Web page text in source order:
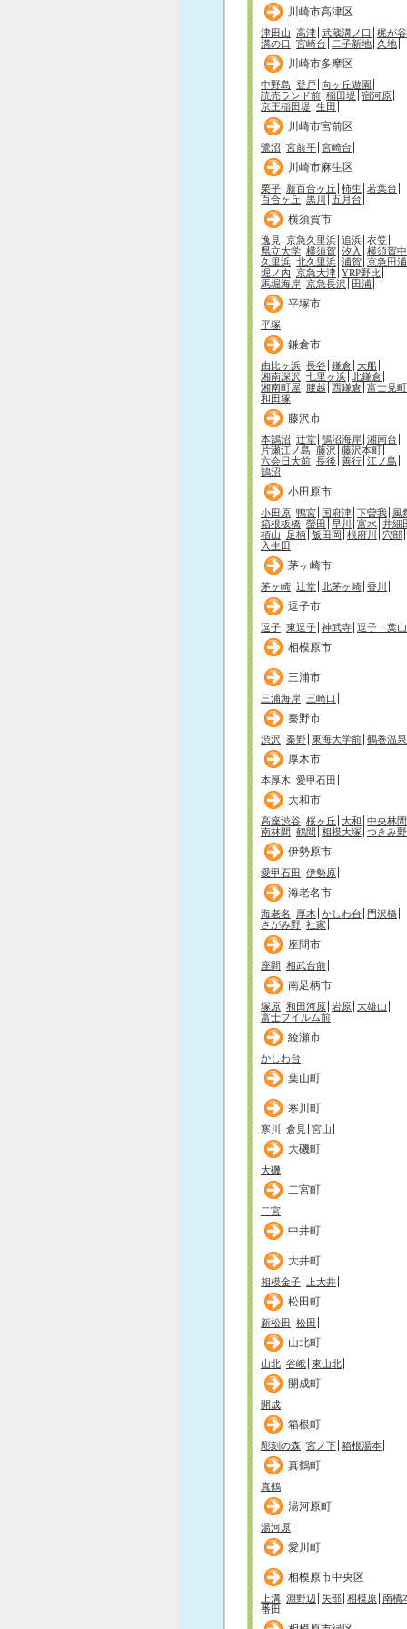
川崎市高津区
津田山 高津 武蔵溝ノ口
梶が谷
溝の口
宮崎台 二子新地 久地
川崎市多摩区
中野島 登戸 向ヶ丘遊園
読売ランド前 稲田堤 宿河原
京王稲田堤 生田
川崎市宮前区
鷺沼 宮前平 宮崎台
川崎市麻生区
栗平 新百合ヶ丘 柿生 若葉台
百合ヶ丘 黒川 五月台
横須賀市
逸見 京急久里浜 追浜 衣笠
県立大学 横須賀 汐入
横須賀
久里浜 北久里浜 浦賀 京急田浦
堀ノ内 京急大津 YRP野比
馬堀海岸 京急長沢 田浦
平塚市
平塚
鎌倉市
由比ヶ浜 長谷 鎌倉 大船
湘南深沢 七里ヶ浜 北鎌倉
湘南町屋
腰越 西鎌倉 富士見町
和田塚
藤沢市
本鵠沼 辻堂 鵠沼海岸 湘南台
片瀬江ノ島 藤沢 藤沢本町
六会日大前 長後 善行 江ノ島
鵠沼
小田原市
小田原 鴨宮 国府津 下曽我 風
箱根板橋 螢田 早川 富水 井細
栢山
足柄 飯田岡 根府川
穴部
入生田
茅ヶ崎市
茅ヶ崎 辻堂 北茅ヶ崎 香川
逗子市
逗子 東逗子 神武寺 逗子・葉山
相模原市
三浦市
三浦海岸 三崎口
秦野市
渋沢 秦野 東海大学前 鶴巻温泉
厚木市
本厚木 愛甲石田
大和市
高座渋谷 桜ヶ丘 大和 中央林間
南林間 鶴間 相模大塚 つきみ野
伊勢原市
愛甲石田 伊勢原
海老名市
海老名 厚木 かしわ台
門沢橋
さがみ野 社家
座間市
座間 相武台前
南足柄市
塚原 和田河原 岩原 大雄山
富士フイルム前
綾瀬市
かしわ台
葉山町
寒川町
寒川 倉見 宮山
大磯町
大磯
二宮町
二宮
中井町
大井町
相模金子 上大井
松田町
新松田 松田
山北町
山北 谷峨 東山北
開成町
開成
箱根町
彫刻の森 宮ノ下 箱根湯本
真鶴町
真鶴
湯河原町
湯河原
愛川町
相模原市中央区
上溝 淵野辺 矢部 相模原 南橋
番田